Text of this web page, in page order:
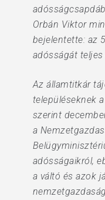
Orbán Viktor
bejelentette: az
adósságát teljes
Az államtitkár
településeknek
szerint
a
adósságaikról,
a váltó és azok